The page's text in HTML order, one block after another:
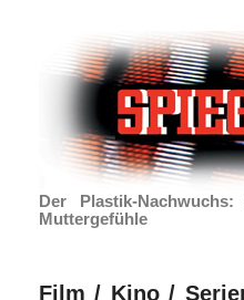
Der Plastik-
Muttergefühle
Film / Kino /